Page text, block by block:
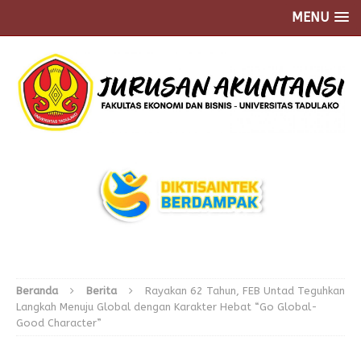
MENU
Beranda Berita
Rayakan 62 Tahun, FEB Untad Teguhkan
Langkah Menuju Global dengan Karakter Hebat “Go Global-
Good Character”